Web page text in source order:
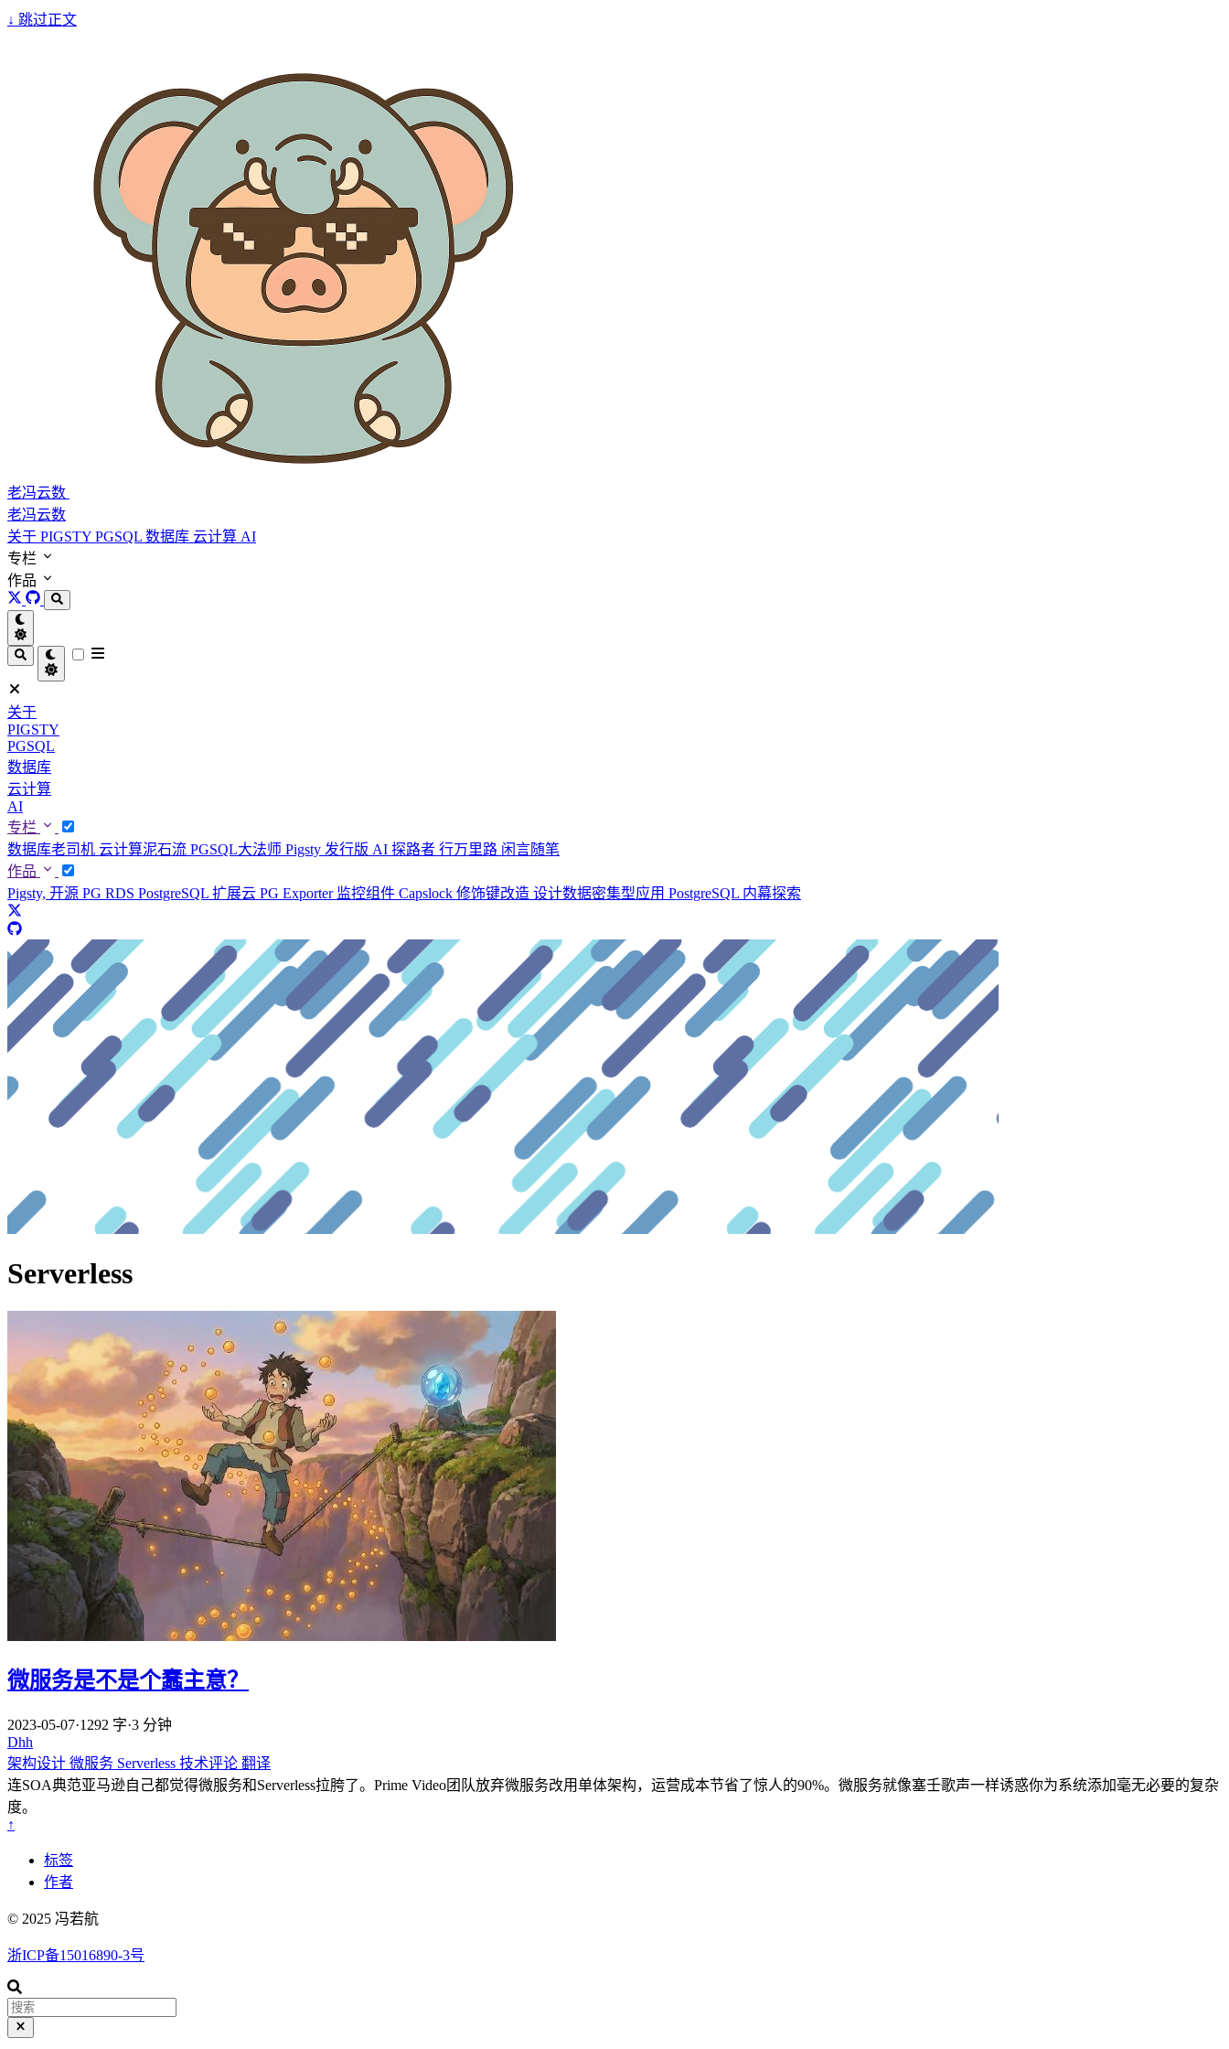
↓ 跳过正文
老冯云数
老冯云数
关于 PIGSTY PGSQL 数据库 云计算 AI
专栏
作品
关于
PIGSTY
PGSQL
数据库
云计算
AI
专栏
数据库老司机 云计算泥石流 PGSQL大法师 Pigsty 发行版 AI 探路者 行万里路 闲言随笔
作品
Pigsty, 开源 PG RDS PostgreSQL 扩展云 PG Exporter 监控组件 Capslock 修饰键改造 设计数据密集型应用 PostgreSQL 内幕探索
Serverless
微服务是不是个蠢主意？
2023-05-07·1292 字·3 分钟
Dhh
架构设计 微服务 Serverless 技术评论 翻译
连SOA典范亚马逊自己都觉得微服务和Serverless拉胯了。Prime Video团队放弃微服务改用单体架构，运营成本节省了惊人的90%。微服务就像塞壬歌声一样诱惑你为系统添加毫无必要的复杂
度。
↑
标签
作者
© 2025 冯若航
浙ICP备15016890-3号